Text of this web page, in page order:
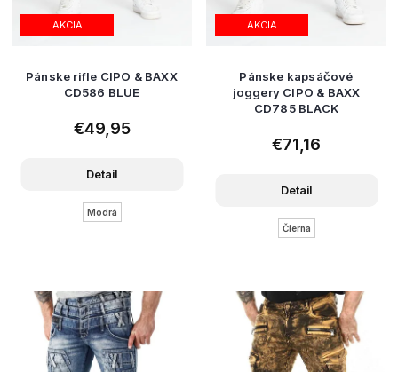
AKCIA
Pánske rifle CIPO & BAXX
CD586 BLUE
€49,95
Detail
Modrá
AKCIA
Pánske kapsáčové
joggery CIPO & BAXX
CD785 BLACK
€71,16
Detail
Čierna